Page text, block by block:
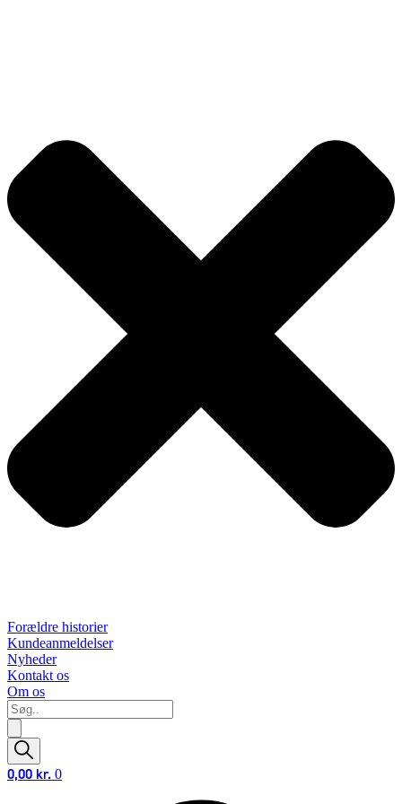
Forældre historier
Kundeanmeldelser
Nyheder
Kontakt os
Om os
Søg..
0,00 kr. 0